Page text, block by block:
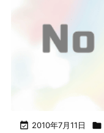
 2010年7月11日 